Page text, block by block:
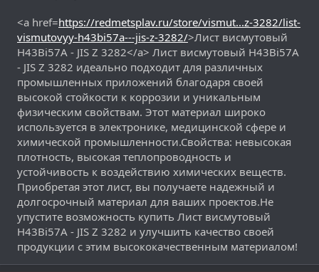
<a href=https://redmetsplav.ru/store/vismut...z-3282/list-
vismutovyy-h43bi57a---jis-z-3282/>Лист висмутовый
H43Bi57A - JIS Z 3282</a> Лист висмутовый H43Bi57A
- JIS Z 3282 идеально подходит для различных
промышленных приложений благодаря своей
высокой стойкости к коррозии и уникальным
физическим свойствам. Этот материал широко
используется в электронике, медицинской сфере и
химической промышленности.Свойства: невысокая
плотность, высокая теплопроводность и
устойчивость к воздействию химических веществ.
Приобретая этот лист, вы получаете надежный и
долгосрочный материал для ваших проектов.Не
упустите возможность купить Лист висмутовый
H43Bi57A - JIS Z 3282 и улучшить качество своей
продукции с этим высококачественным материалом!